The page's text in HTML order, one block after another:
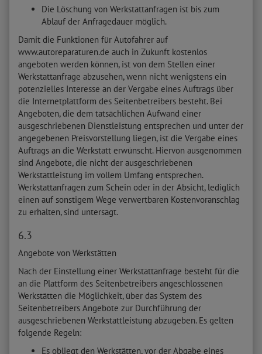
Die Löschung von Werkstattanfragen ist bis zum
Ablauf der Anfragedauer möglich.
Damit die Funktionen für Autofahrer auf
www.autoreparaturen.de auch in Zukunft kostenlos
angeboten werden können, ist von dem Stellen einer
Werkstattanfrage abzusehen, wenn nicht wenigstens ein
potenzielles Interesse an der Vergabe eines Auftrags über
die Internetplattform des Seitenbetreibers besteht. Bei
Angeboten, die dem tatsächlichen Aufwand einer
ausgeschriebenen Dienstleistung entsprechen und unter der
angegebenen Preisvorstellung liegen, ist die Vergabe eines
Auftrags an die Werkstatt erwünscht. Hiervon ausgenommen
sind Angebote, die nicht der ausgeschriebenen
Werkstattleistung im vollem Umfang entsprechen.
Werkstattanfragen zum Schein oder in der Absicht, lediglich
einen auf sonstigem Wege verwertbaren Kostenvoranschlag
zu erhalten, sind untersagt.
6.3
Angebote von Werkstätten
Nach der Einstellung einer Werkstattanfrage besteht für die
an die Plattform des Seitenbetreibers angeschlossenen
Werkstätten die Möglichkeit, über das System des
Seitenbetreibers Angebote zur Durchführung der
ausgeschriebenen Werkstattleistung abzugeben. Es gelten
folgende Regeln:
Es obliegt den Werkstätten, vor der Abgabe eines